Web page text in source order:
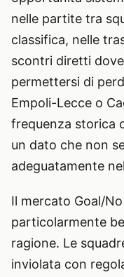
nelle partite tra
classifica, nelle
scontri diretti
permettersi di
Empoli-Lecce o
frequenza storica
un dato che non
adeguatamente
Il mercato Goal/
particolarmente
ragione. Le
inviolata con